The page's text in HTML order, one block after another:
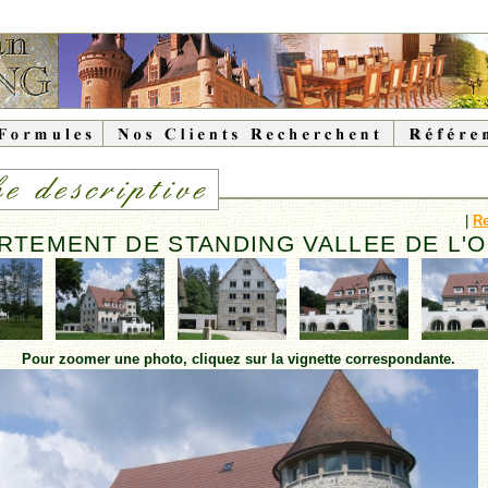
|
DE STANDING VALLEE DE
Pour zoomer une photo, cliquez sur la vignette correspondante.